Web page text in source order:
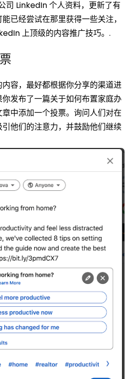
司 LinkedIn 个人资料，更新了有
已经尝试在那里获得一些关注，
上顶级的内容推广技巧。.
容，最好都根据你分享的渠道进
发布了一篇关于如何布置家庭办
中添加一个投票。询问人们对在
他们的注意力，并鼓励他们继续